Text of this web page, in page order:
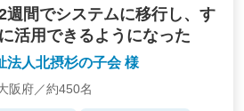
週間でシステムに移行し、す
活用できるようになった
法人北摂杉の子会 様
阪府／約450名